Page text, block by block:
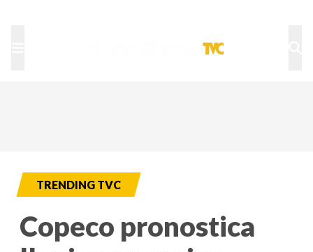
TRENDING TVC
Copeco pronostica